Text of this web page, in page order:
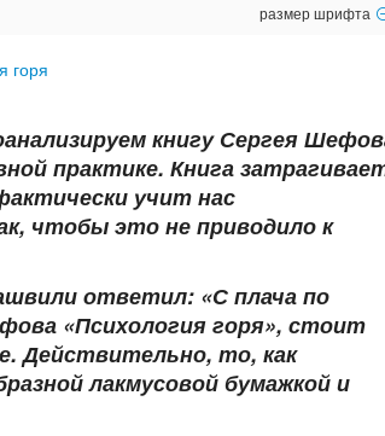
размер шрифта
книгу Сергея
практике. Книга
учит нас
чтобы это не приводило к
ответил: «С плача по
«Психология горя», стоит
Действительно, то, как
лакмусовой бумажкой и